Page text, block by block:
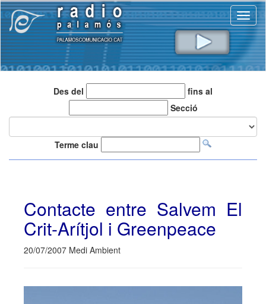
Des del
fins al
Secció
Terme clau
Contacte entre Salvem El
Crit-Arítjol i Greenpeace
20/07/2007 Medi Ambient